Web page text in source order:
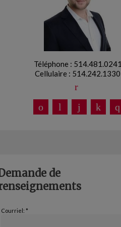
Téléphone : 514.481.0241
Cellulaire : 514.242.1330
de
Courriel: *